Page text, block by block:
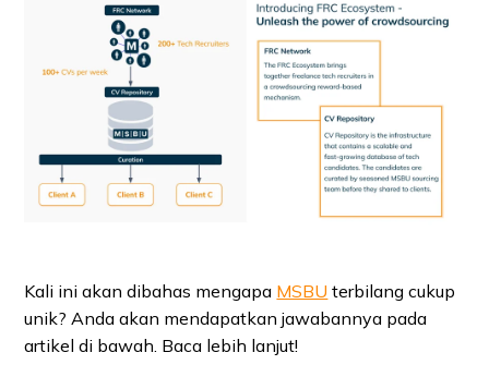
Kali ini akan dibahas mengapa MSBU terbilang cukup
unik? Anda akan mendapatkan jawabannya pada
artikel di bawah. Baca lebih lanjut!